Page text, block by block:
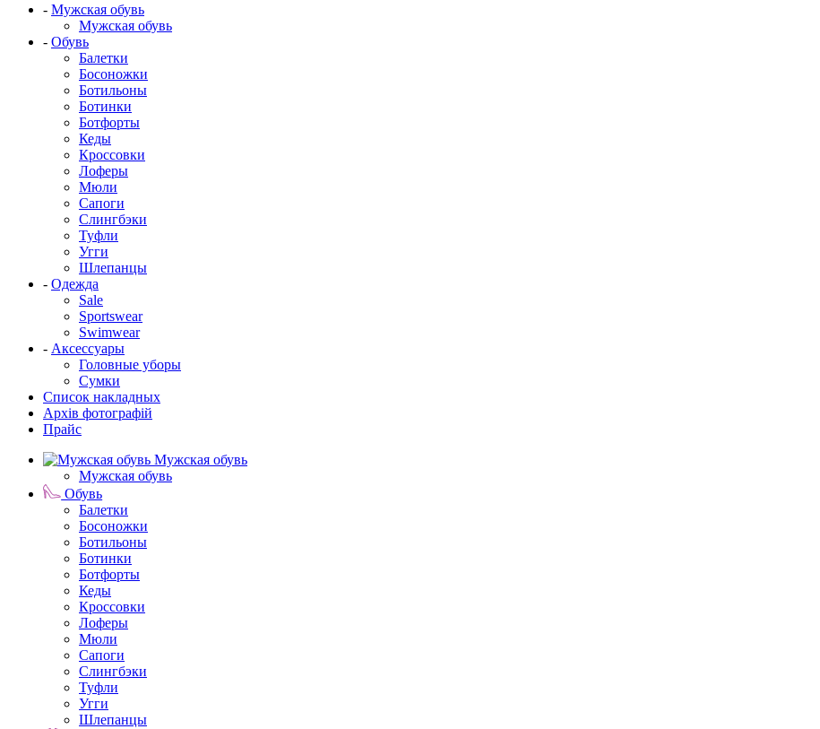
- Мужская обувь
Мужская обувь
- Обувь
Балетки
Босоножки
Ботильоны
Ботинки
Ботфорты
Кеды
Кроссовки
Лоферы
Мюли
Сапоги
Слингбэки
Туфли
Угги
Шлепанцы
- Одежда
Sale
Sportswear
Swimwear
- Аксессуары
Головные уборы
Сумки
Список накладных
Архів фотографій
Прайс
Мужская обувь
Мужская обувь
Обувь
Балетки
Босоножки
Ботильоны
Ботинки
Ботфорты
Кеды
Кроссовки
Лоферы
Мюли
Сапоги
Слингбэки
Туфли
Угги
Шлепанцы